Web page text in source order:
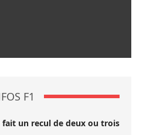
F1
fait un recul de deux ou trois